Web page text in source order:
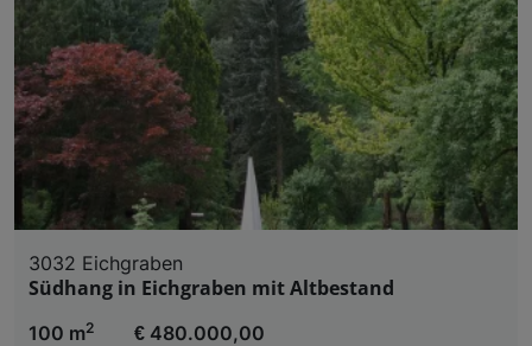
3032 Eichgraben
Südhang in Eichgraben mit Altbestand
100 m2
€ 480.000,00